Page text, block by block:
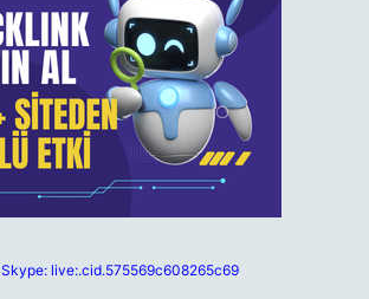
Skype: live:.cid.575569c608265c69